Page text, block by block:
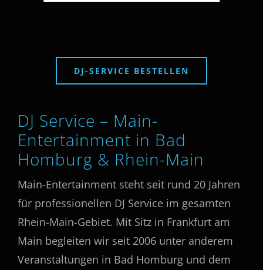
DJ-SERVICE BESTELLEN
DJ Service – Main-
Entertainment in Bad
Homburg & Rhein-Main
Main-Entertainment steht seit rund 20 Jahren
für professionellen DJ Service im gesamten
Rhein-Main-Gebiet. Mit Sitz in Frankfurt am
Main begleiten wir seit 2006 unter anderem
Veranstaltungen in Bad Homburg und dem